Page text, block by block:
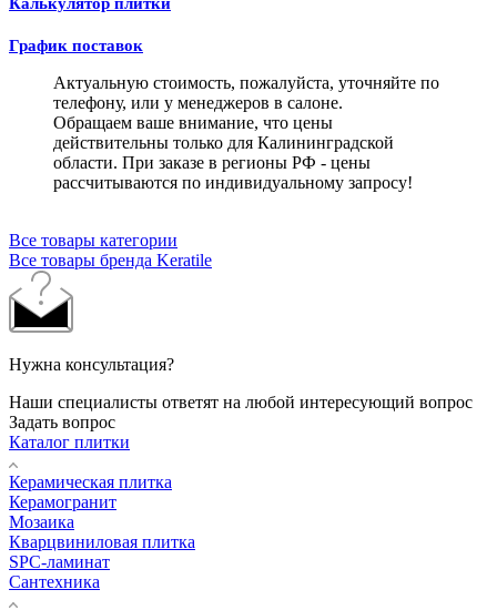
График поставок
Актуальную стоимость, пожалуйста, уточняйте по
телефону, или у менеджеров в салоне.
Обращаем ваше внимание, что цены
действительны только для Калининградской
области. При заказе в регионы РФ - цены
рассчитываются по индивидуальному запросу!
Все товары категории
Все товары бренда Keratile
Нужна консультация?
Наши специалисты ответят на любой интересующий вопрос
Задать вопрос
Каталог плитки
Керамическая плитка
Керамогранит
Мозаика
Кварцвиниловая плитка
SPC-ламинат
Сантехника